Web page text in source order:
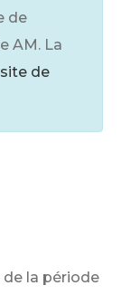
de
AM. La
de
de la période